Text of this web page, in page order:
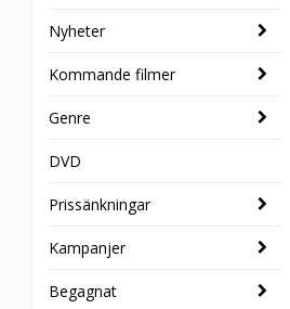
Nyheter
Kommande filmer
Genre
DVD
Prissänkningar
Kampanjer
Begagnat